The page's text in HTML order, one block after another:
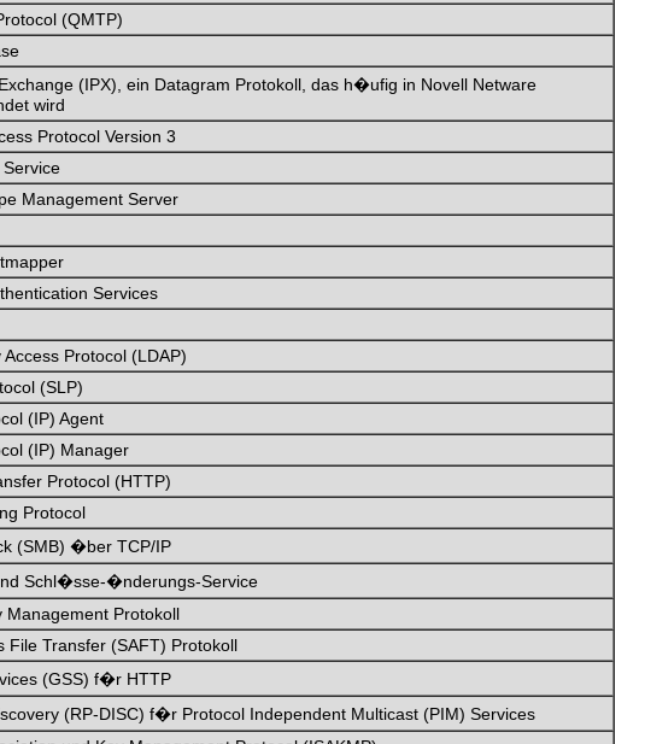
(QMTP)
(IPX), ein Datagram Protokoll, das h�ufig in Novell Netware
wird
Protocol Version 3
Management Server
Services
Protocol (LDAP)
(SLP)
(IP) Agent
(IP) Manager
Protocol (HTTP)
Protocol
(SMB) �ber TCP/IP
Schl�sse-�nderungs-Service
Management Protokoll
File Transfer (SAFT) Protokoll
(GSS) f�r HTTP
(RP-DISC) f�r Protocol Independent Multicast (PIM) Services